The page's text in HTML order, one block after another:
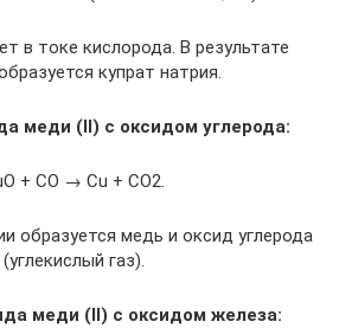
в токе кислорода. В результате
купрат натрия.
меди (II) с оксидом углерода:
+ СО → Cu + СО2.
образуется медь и оксид углерода
(углекислый газ).
меди (II) с оксидом железа: